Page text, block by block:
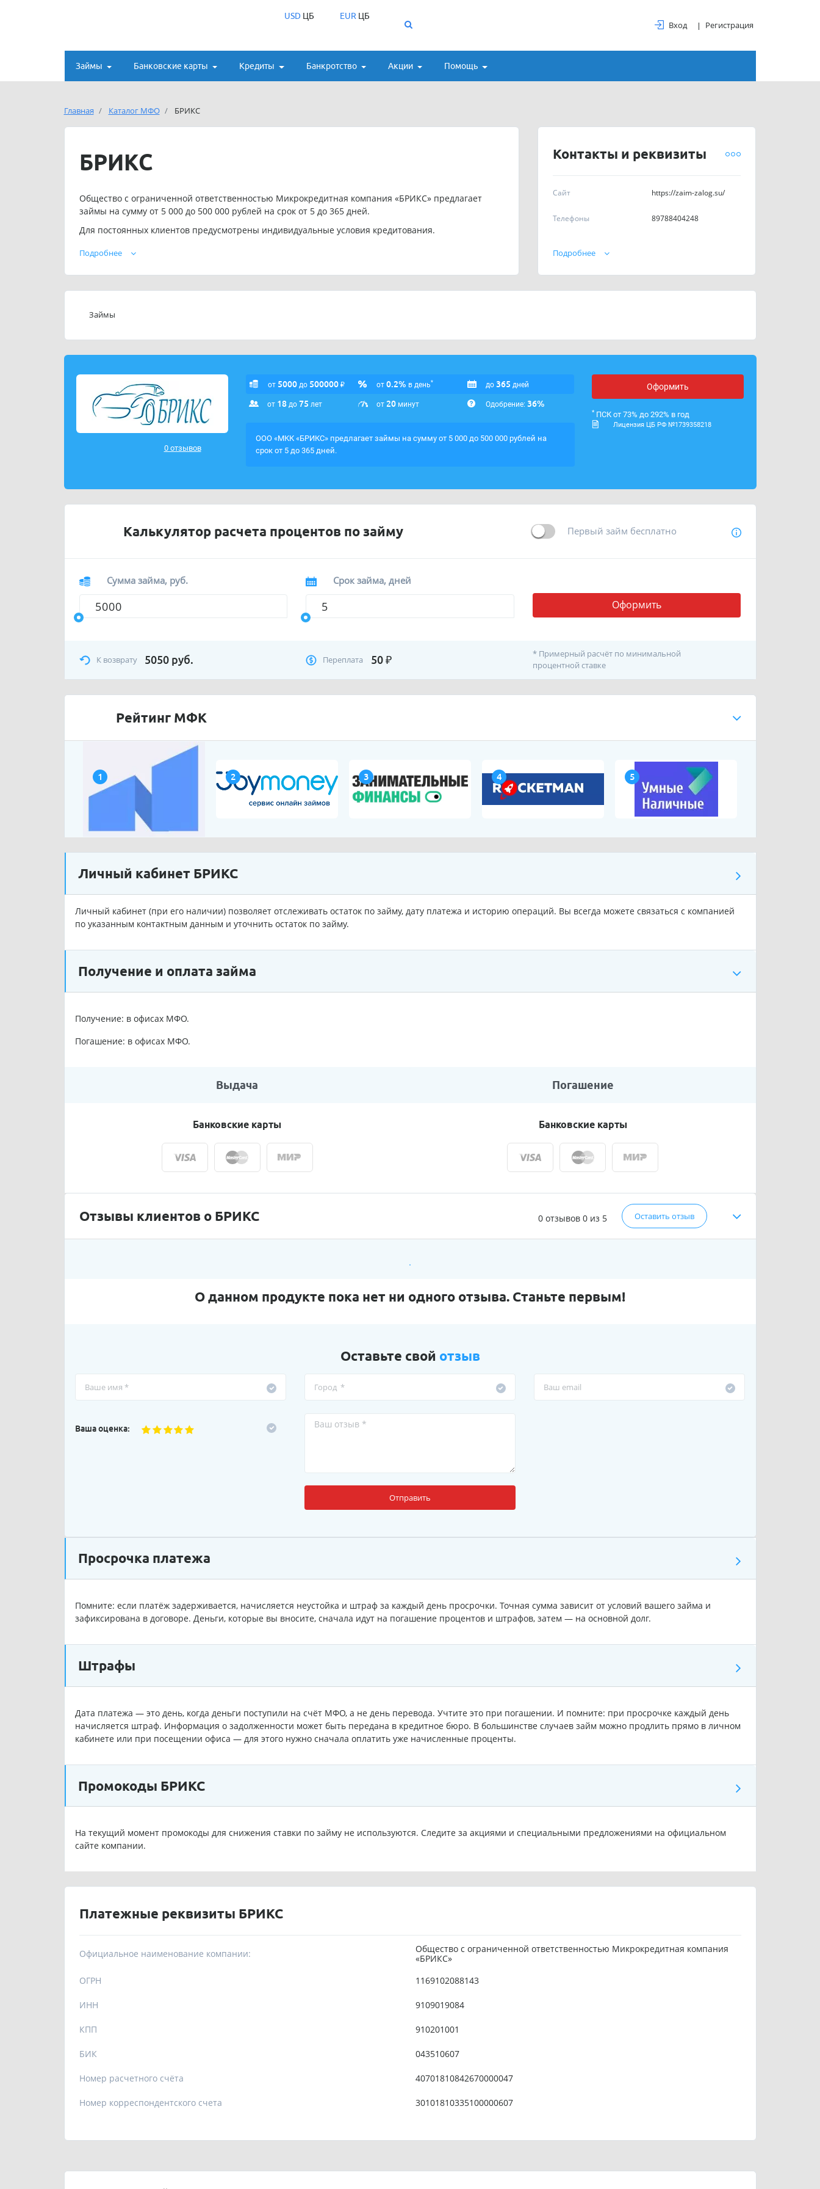
USDЦБ EUR ЦБ
Вход Регистрация
Займы Банковские карты Кредиты Банкротство Акции Помощь
Главная Каталог МФО БРИКС
Контакты и реквизиты
Сайт https://zaim-zalog.su/
Телефоны 89788404248
Подробнее
БРИКС
Общество с ограниченной ответственностью Микрокредитная компания «БРИКС» предлагает
займы на сумму от 5 000 до 500 000 рублей на срок от 5 до 365 дней.
Для постоянных клиентов предусмотрены индивидуальные условия кредитования.
Телефон службы поддержки ООО «МКК «БРИКС»: 89788404248.
Подробнее
Займы
0 отзывов
от 5000 до 500000 ₽ от 0.2% в день* до 365 дней
от 18 до 75 лет от 20 минут Одобрение: 36%
ООО «МКК «БРИКС» предлагает займы на сумму от 5 000 до 500 000 рублей на
срок от 5 до 365 дней.
Оформить
* ПСК от 73% до 292% в год
Лицензия ЦБ РФ №1739358218
Калькулятор расчета процентов по займу Первый займ бесплатно
Сумма займа, руб. Срок займа, дней
Оформить
К возврату 5050 руб. Переплата 50₽
* Примерный расчёт по минимальной
процентной ставке
Рейтинг МФК
1 2 3 4 5
Личный кабинет БРИКС
Личный кабинет (при его наличии) позволяет отслеживать остаток по займу, дату платежа и историю операций. Вы всегда можете связаться с компанией
по указанным контактным данным и уточнить остаток по займу.
Получение и оплата займа
Получение: в офисах МФО.
Погашение: в офисах МФО.
Выдача Погашение
Банковские карты Банковские карты
Отзывы клиентов о БРИКС 0 отзывов 0 из 5 Оставить отзыв
О данном продукте пока нет ни одного отзыва. Станьте первым!
Оставьте свой отзыв
Ваша оценка:
Отправить
Просрочка платежа
Помните: если платёж задерживается, начисляется неустойка и штраф за каждый день просрочки. Точная сумма зависит от условий вашего займа и
зафиксирована в договоре. Деньги, которые вы вносите, сначала идут на погашение процентов и штрафов, затем — на основной долг.
Штрафы
Дата платежа — это день, когда деньги поступили на счёт МФО, а не день перевода. Учтите это при погашении. И помните: при просрочке каждый день
начисляется штраф. Информация о задолженности может быть передана в кредитное бюро. В большинстве случаев займ можно продлить прямо в личном
кабинете или при посещении офиса — для этого нужно сначала оплатить уже начисленные проценты.
Промокоды БРИКС
На текущий момент промокоды для снижения ставки по займу не используются. Следите за акциями и специальными предложениями на официальном
сайте компании.
Платежные реквизиты БРИКС
Официальное наименование компании:
Общество с ограниченной ответственностью Микрокредитная компания
«БРИКС»
ОГРН
1169102088143
ИНН 9109019084
КПП 910201001
БИК 043510607
Номер расчетного счёта 40701810842670000047
Номер корреспондентского счета 30101810335100000607